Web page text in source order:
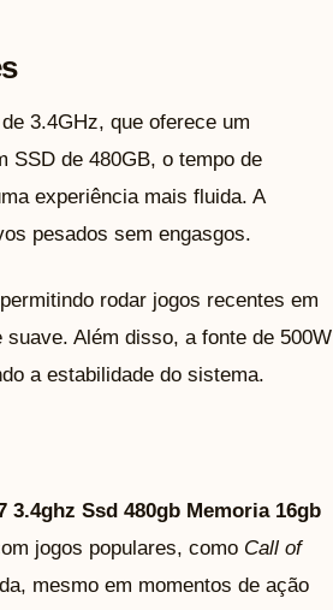
3.4GHz, que oferece um
SSD de 480GB, o tempo de
experiência mais fluida. A
pesados sem engasgos.
rodar jogos recentes em
Além disso, a fonte de 500W
a estabilidade do sistema.
3.4ghz Ssd 480gb Memoria 16gb
jogos populares, como Call of
mesmo em momentos de ação